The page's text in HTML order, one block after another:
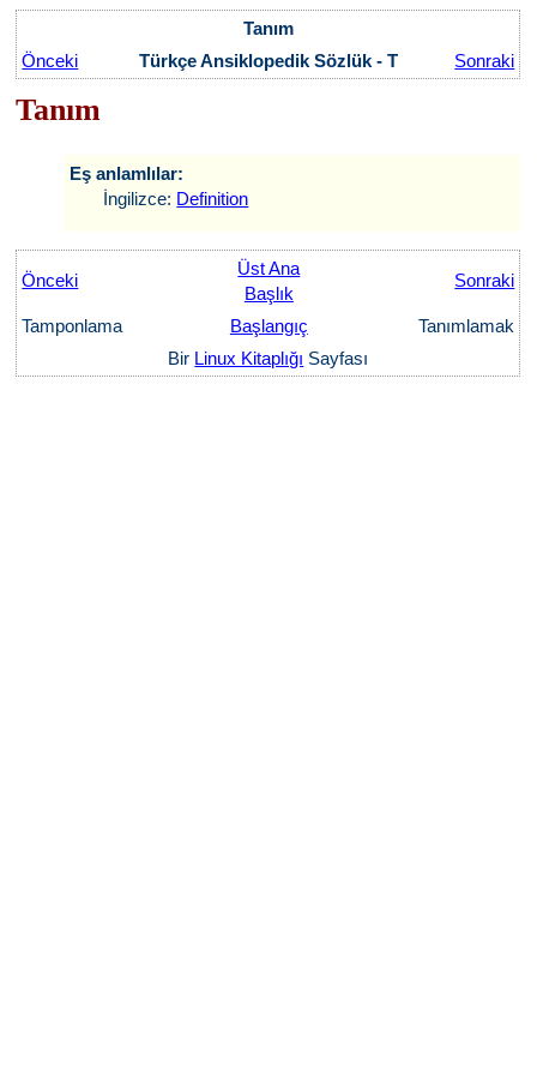
Tanım
Önceki
Türkçe Ansiklopedik Sözlük - T Sonraki
Tanım
Eş anlamlılar:
İngilizce: Definition
Önceki
Üst Ana
Başlık
Sonraki
Tamponlama Başlangıç
Tanımlamak
Bir Linux Kitaplığı Sayfası